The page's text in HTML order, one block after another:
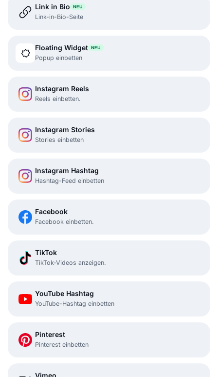
Link in Bio NEU
Link-in-Bio-Seite
Floating Widget NEU
Popup einbetten
Instagram Reels
Reels einbetten.
Instagram Stories
Stories einbetten
Instagram Hashtag
Hashtag-Feed einbetten
Facebook
Facebook einbetten.
TikTok
TikTok-Videos anzeigen.
YouTube Hashtag
YouTube-Hashtag einbetten
Pinterest
Pinterest einbetten
Vimeo